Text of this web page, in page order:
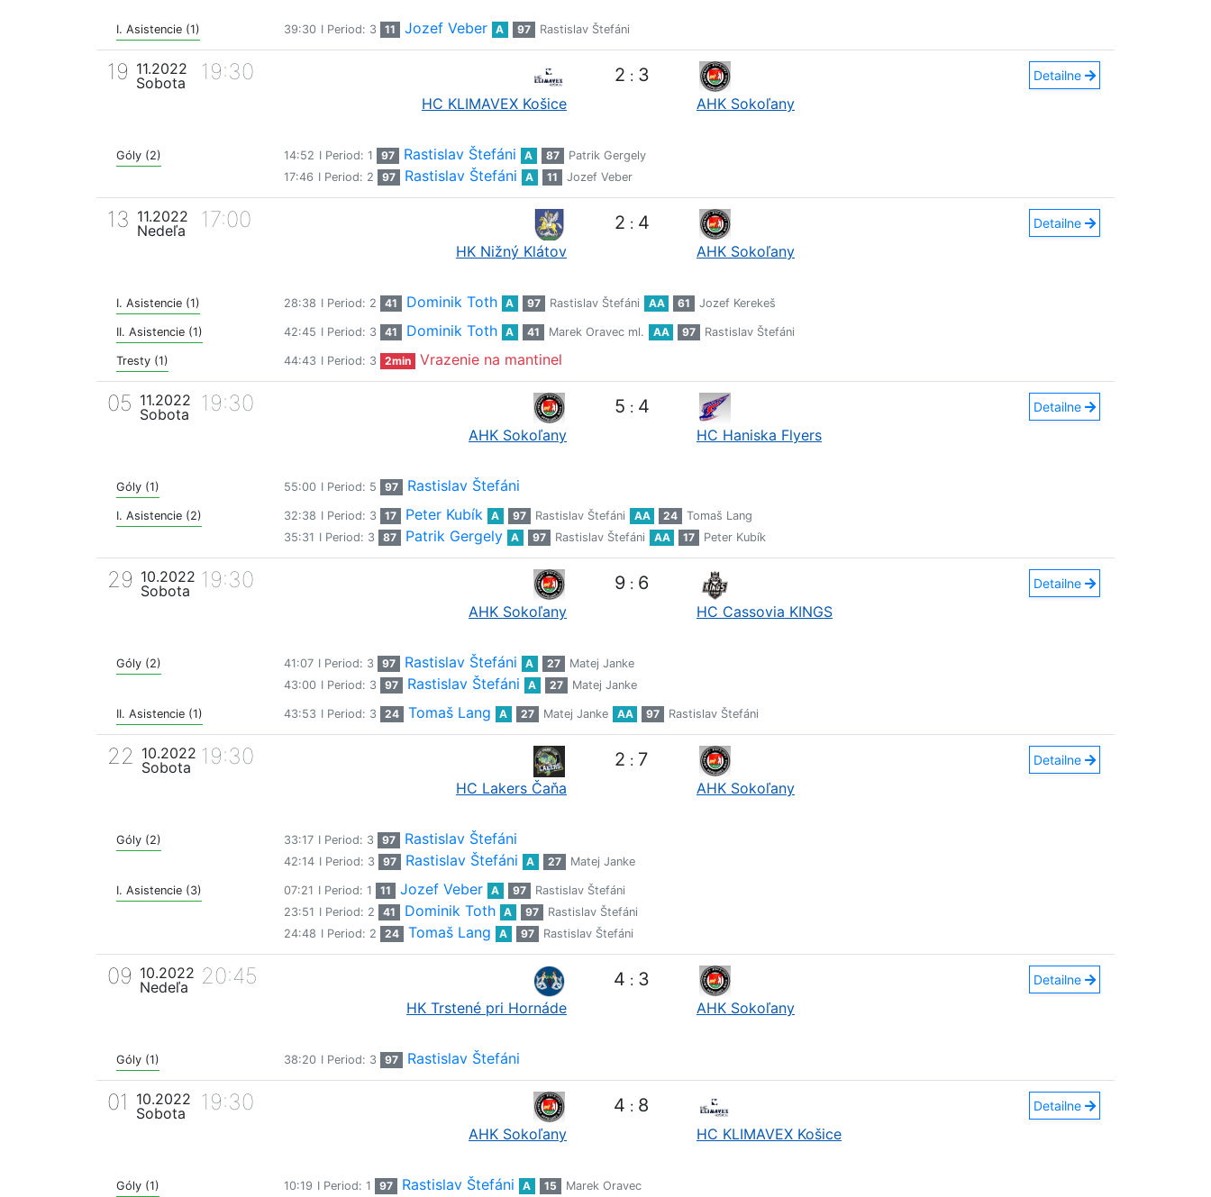
I. Asistencie (1) 39:30 I Period: 3 11 Jozef Veber A 97 Rastislav Štefáni
19 11.2022
Sobota
19:30
HC KLIMAVEX Košice
2 : 3
AHK Sokoľany
Detailne
Góly (2) 14:52 I Period: 1 97 Rastislav Štefáni A 87
Patrik Gergely
17:46 I Period: 2 97 Rastislav Štefáni A 11 Jozef Veber
13 11.2022
Nedeľa
17:00
HK Nižný Klátov
2 : 4
AHK Sokoľany
Detailne
I. Asistencie (1) 28:38 I Period: 2 41 Dominik Toth A 97 Rastislav Štefáni AA 61 Jozef Kerekeš
II. Asistencie (1) 42:45 I Period: 3 41 Dominik Toth A 41 Marek Oravec ml. AA 97 Rastislav Štefáni
Tresty (1) 44:43 I Period: 3 2min Vrazenie na mantinel
05 11.2022
Sobota
19:30
AHK Sokoľany
5 : 4
HC Haniska Flyers
Detailne
Góly (1) 55:00 I Period: 5 97 Rastislav Štefáni
I. Asistencie (2) 32:38 I Period: 3 17 Peter Kubík A 97 Rastislav Štefáni AA 24
Tomaš Lang
35:31 I Period: 3 87 Patrik Gergely A 97 Rastislav Štefáni AA 17 Peter Kubík
29 10.2022
Sobota
19:30
AHK Sokoľany
9 : 6
HC Cassovia KINGS
Detailne
Góly (2) 41:07 I Period: 3 97 Rastislav Štefáni A 27
Matej Janke
43:00 I Period: 3 97 Rastislav Štefáni A 27 Matej Janke
II. Asistencie (1) 43:53 I Period: 3 24 Tomaš Lang A 27 Matej Janke AA 97 Rastislav Štefáni
22 10.2022
Sobota
19:30
HC Lakers Čaňa
2 : 7
AHK Sokoľany
Detailne
Góly (2) 33:17 I Period: 3 97 Rastislav Štefáni
42:14 I Period: 3 97 Rastislav Štefáni A 27 Matej Janke
I. Asistencie (3) 07:21 I Period: 1 11 Jozef Veber A 97
Rastislav Štefáni
23:51 I Period: 2 41 Dominik Toth A 97
Rastislav Štefáni
24:48 I Period: 2 24 Tomaš Lang A 97 Rastislav Štefáni
09 10.2022
Nedeľa
20:45
HK Trstené pri Hornáde
4 : 3
AHK Sokoľany
Detailne
Góly (1) 38:20 I Period: 3 97 Rastislav Štefáni
01
10.2022
Sobota
19:30
AHK Sokoľany
4 : 8
HC KLIMAVEX Košice
Detailne
Góly (1) 10:19 I Period: 1 97 Rastislav Štefáni A 15 Marek Oravec